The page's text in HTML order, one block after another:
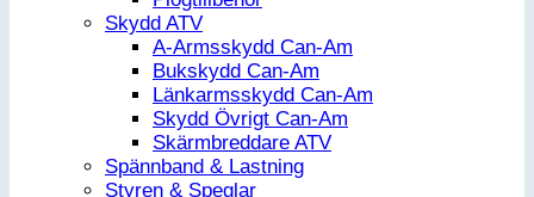
Skydd ATV
A-Armsskydd Can-Am
Bukskydd Can-Am
Länkarmsskydd Can-Am
Skydd Övrigt Can-Am
Skärmbreddare ATV
Spännband & Lastning
Styren & Speglar